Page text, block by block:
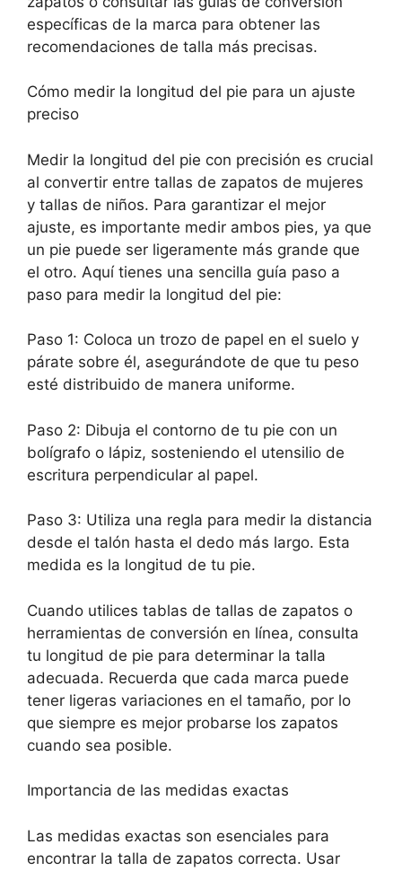
específicas de la marca para obtener las
recomendaciones de talla más precisas.
Cómo medir la longitud del pie para un ajuste
preciso
Medir la longitud del pie con precisión es crucial
al convertir entre tallas de zapatos de mujeres
y tallas de niños. Para garantizar el mejor
ajuste, es importante medir ambos pies, ya que
un pie puede ser ligeramente más grande que
el otro. Aquí tienes una sencilla guía paso a
paso para medir la longitud del pie:
Paso 1: Coloca un trozo de papel en el suelo y
párate sobre él, asegurándote de que tu peso
esté distribuido de manera uniforme.
Paso 2: Dibuja el contorno de tu pie con un
bolígrafo o lápiz, sosteniendo el utensilio de
escritura perpendicular al papel.
Paso 3: Utiliza una regla para medir la distancia
desde el talón hasta el dedo más largo. Esta
medida es la longitud de tu pie.
Cuando utilices tablas de tallas de zapatos o
herramientas de conversión en línea, consulta
tu longitud de pie para determinar la talla
adecuada. Recuerda que cada marca puede
tener ligeras variaciones en el tamaño, por lo
que siempre es mejor probarse los zapatos
cuando sea posible.
Importancia de las medidas exactas
Las medidas exactas son esenciales para
encontrar la talla de zapatos correcta. Usar